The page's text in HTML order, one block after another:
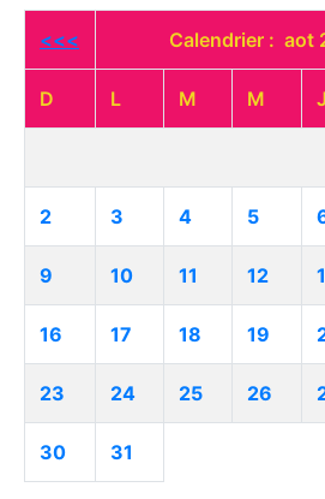
<<< Calendrier : aot
D L M M J
2 3 4 5
9 10 11 12
16 17 18 19
23 24 25 26
30 31